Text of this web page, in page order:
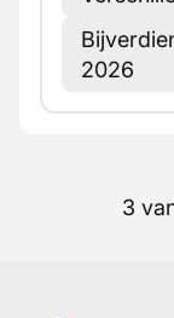
2026
3